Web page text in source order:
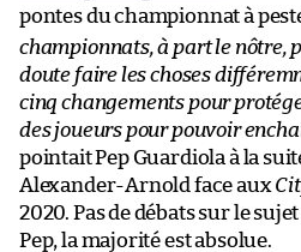
pontes du championnat à
championnats, à part le nôtre,
doute faire les choses
cinq changements pour
des joueurs pour pouvoir
pointait Pep Guardiola à la
Alexander-Arnold face aux
2020. Pas de débats sur le
Pep, la majorité est absolue.